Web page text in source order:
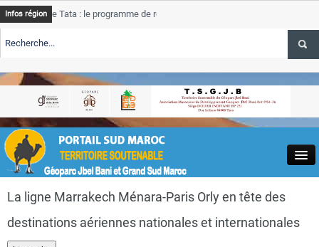
Close
Infos région
de Tata : le programme de rehabilitation post-inondations
TSGJB Tourisme : l’ONMT renforce l’aerien a Dakhla et
Tata
TSGJB Tourisme au Maroc : Transavia renforce les vols Paris-
La ligne Marrakech Ménara-Paris Orly en tête des
destinations aériennes nationales et internationales